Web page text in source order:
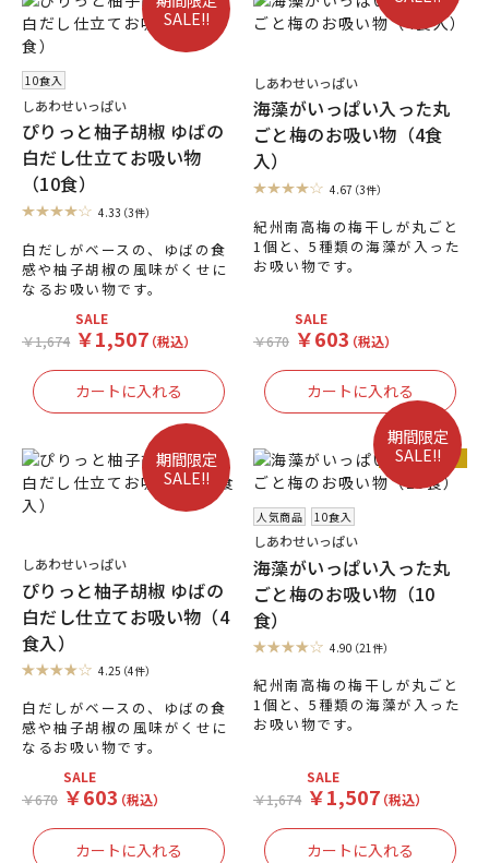
SALE!!
10食入
しあわせいっぱい
ぴりっと柚子胡椒 ゆばの
白だし仕立てお吸い物
（10食）
4.33（3件）
白だしがベースの、ゆばの食
感や柚子胡椒の風味がくせに
なるお吸い物です。
￥1,674
SALE
￥1,507（税込）
しあわせいっぱい
海藻がいっぱい入った丸
ごと梅のお吸い物（4食
入）
4.67（3件）
紀州南高梅の梅干しが丸ごと
1個と、5種類の海藻が入った
お吸い物です。
￥670
SALE
￥603（税込）
期間限定
SALE!!
しあわせいっぱい
ぴりっと柚子胡椒 ゆばの
白だし仕立てお吸い物（4
食入）
4.25（4件）
白だしがベースの、ゆばの食
感や柚子胡椒の風味がくせに
なるお吸い物です。
￥670
SALE
￥603（税込）
人気商品
期間限定
SALE!!
人気商品 10食入
しあわせいっぱい
海藻がいっぱい入った丸
ごと梅のお吸い物（10
食）
4.90（21件）
紀州南高梅の梅干しが丸ごと
1個と、5種類の海藻が入った
お吸い物です。
￥1,674
SALE
￥1,507（税込）